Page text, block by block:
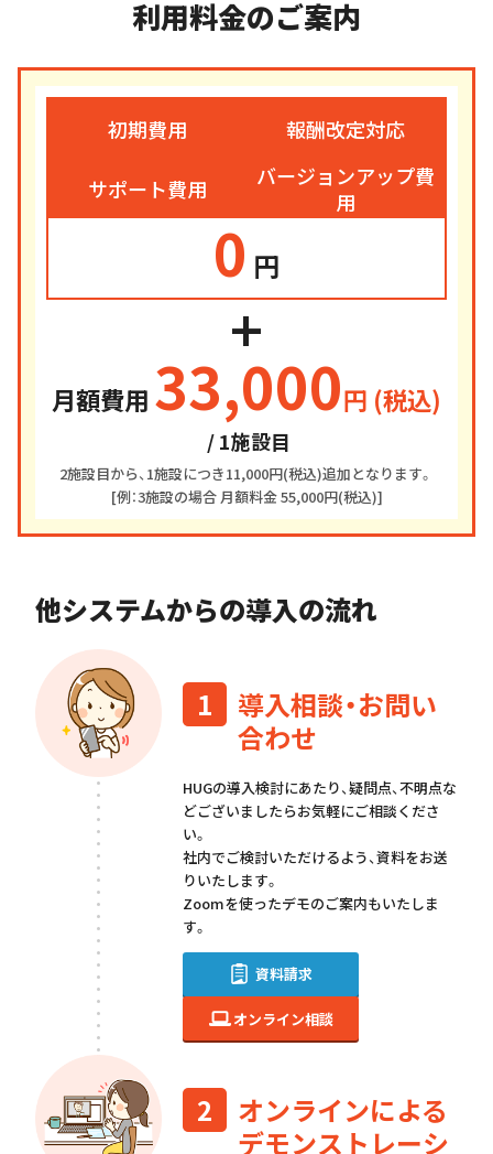
利用料金のご案内
初期費用 報酬改定対応
サポート費用
バージョンアップ費
用
0 円
+
月額費用 33,000円 (税込)
/ 1施設目
2施設目から、1施設につき11,000円(税込)追加となります。
[例：3施設の場合 月額料金 55,000円(税込)]
他システムからの導入の流れ
1
導入相談・お問い
合わせ
HUGの導入検討にあたり、疑問点、不明点な
どございましたらお気軽にご相談くださ
い。
社内でご検討いただけるよう、資料をお送
りいたします。
Zoomを使ったデモのご案内もいたしま
す。
資料請求
オンライン相談
2
オンラインによる
デモンストレーシ